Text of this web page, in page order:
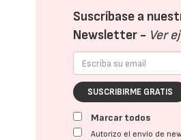
Suscríbase a
Newsletter - Ver
SUSCRIBIRME GRATIS
Marcar todos
Autorizo el envío de